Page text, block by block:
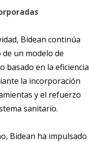
Bidean continúa
un modelo de
en la eficiencia
la incorporación
y el refuerzo
sanitario.
Bidean ha impulsado